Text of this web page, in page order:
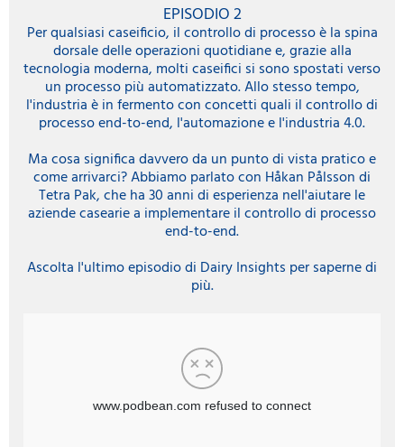
EPISODIO 2
Per qualsiasi caseificio, il controllo di processo è la spina
dorsale delle operazioni quotidiane e, grazie alla
tecnologia moderna, molti caseifici si sono spostati verso
un processo più automatizzato. Allo stesso tempo,
l'industria è in fermento con concetti quali il controllo di
processo end-to-end, l'automazione e l'industria 4.0.
Ma cosa significa davvero da un punto di vista pratico e
come arrivarci? Abbiamo parlato con Håkan Pålsson di
Tetra Pak, che ha 30 anni di esperienza nell'aiutare le
aziende casearie a implementare il controllo di processo
end-to-end.
Ascolta l'ultimo episodio di Dairy Insights per saperne di
più.